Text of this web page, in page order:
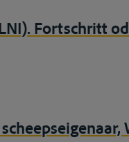
Fortschritt